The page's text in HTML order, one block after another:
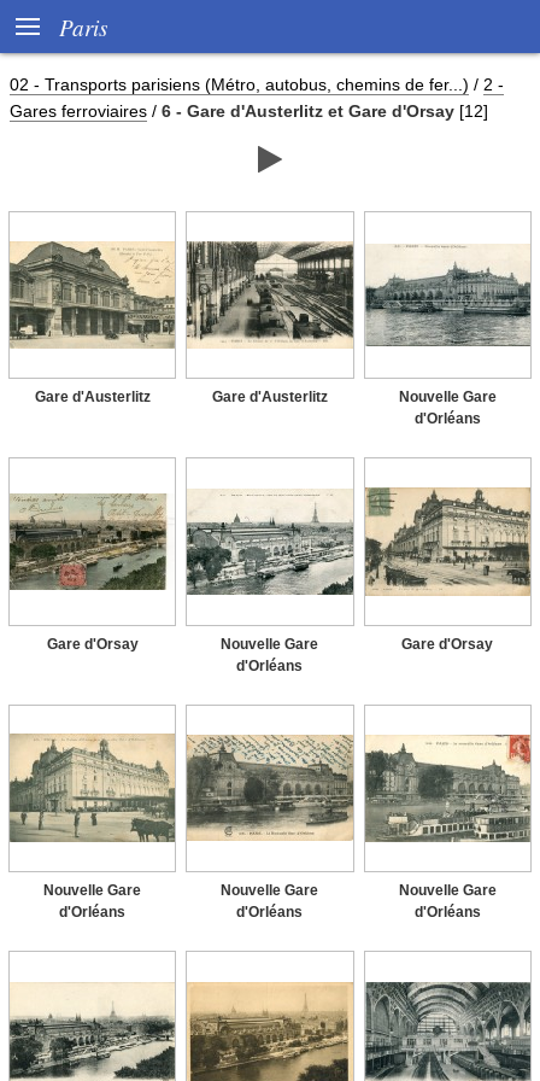
 Paris
02 - Transports parisiens (Métro, autobus, chemins de fer...) / 2 -
Gares ferroviaires / 6 - Gare d'Austerlitz et Gare d'Orsay [12]

Gare d'Austerlitz Gare d'Austerlitz
Nouvelle Gare
d'Orléans
Gare d'Orsay
Nouvelle Gare
d'Orléans
Gare d'Orsay
Nouvelle Gare
d'Orléans
Nouvelle Gare
d'Orléans
Nouvelle Gare
d'Orléans